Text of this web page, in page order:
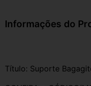
Informações do
Título: Suporte